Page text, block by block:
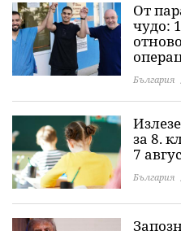
От
чудо:
България
за 8.
7
България